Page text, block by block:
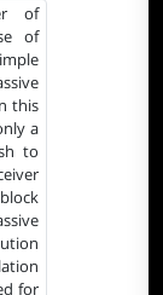
of
of
this
a
to
for